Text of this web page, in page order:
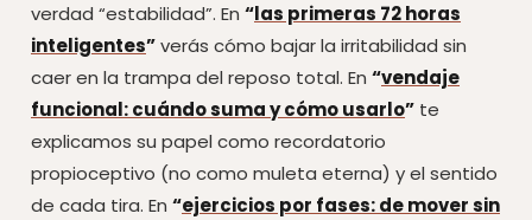
verdad “estabilidad”. En “las primeras 72 horas
inteligentes”verás cómo bajar la irritabilidad sin
caer en la trampa del reposo total. En “vendaje
funcional: cuándo suma y cómo usarlo” te
explicamos su papel como recordatorio
propioceptivo (no como muleta eterna) y el sentido
de cada tira. En “ejercicios por fases: de mover sin